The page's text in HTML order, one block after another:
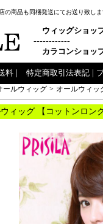
の商品も同梱発送にてお送り致し
ウィッグショッ
------------
カラコンショッ
料 特定商取引法表記
ールウィッグ > オールウィッ
ィッグ 【コットンロン